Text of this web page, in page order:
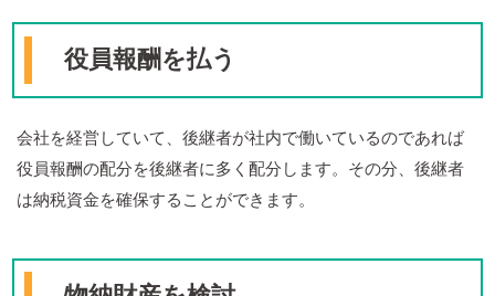
役員報酬を払う
会社を経営していて、後継者が社内で働いているのであれば
役員報酬の配分を後継者に多く配分します。その分、後継者
は納税資金を確保することができます。